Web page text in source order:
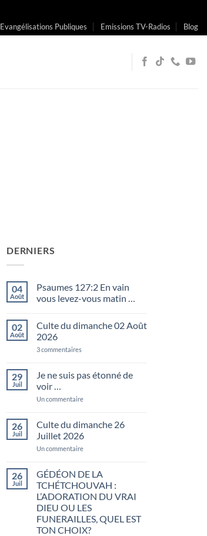
Evangélisations Publiques Emissions TV-Radios Blog
DERNIERS
04
Août
Psaumes 127:2 En vain
vous levez-vous matin …
sur
Psaumes
127:2
En
levez-
vous
matin
02
Août
Culte du dimanche 02 Août
2026
3 commentaires
dimanche
02
29
Juil
Je ne suis pas étonné de
voir …
Un commentairesur
pas
étonné
voir
26
Juil
Culte du dimanche 26
Juillet 2026
Un commentairesur
dimanche
26
Juillet
2026
26
Juil
GÉDÉON DE LA
TCHÉTCHOUVAH :
L’ADORATION DU VRAI
DIEU OU LES
FUNERAILLES, QUEL EST
TON CHOIX?